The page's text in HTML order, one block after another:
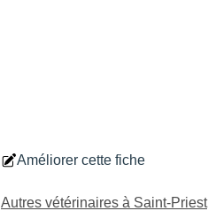
Améliorer cette fiche
Autres vétérinaires à Saint-Priest